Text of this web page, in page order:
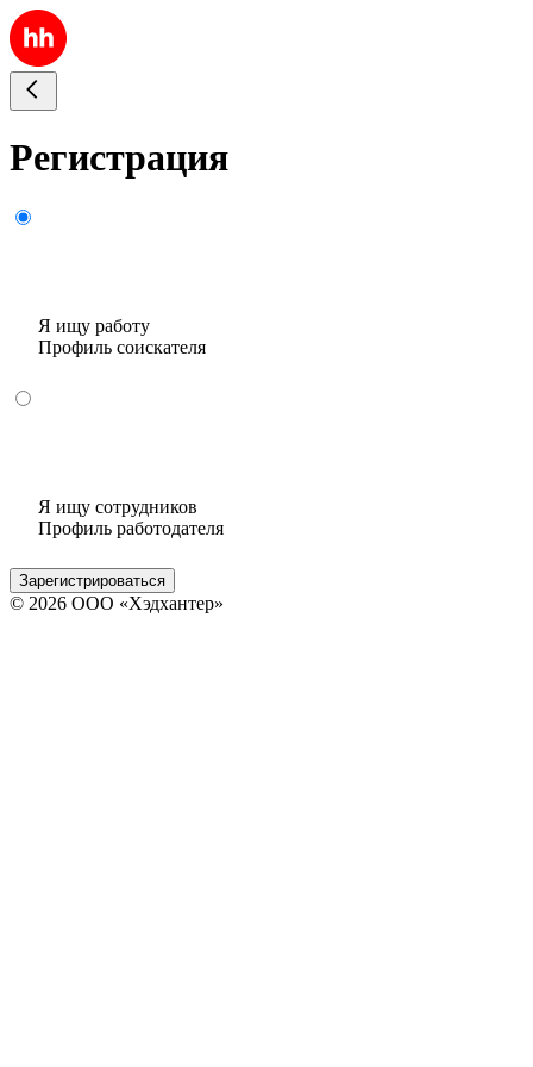
Регистрация
Я ищу работу
Профиль соискателя
Я ищу сотрудников
Профиль работодателя
Зарегистрироваться
© 2026 ООО «Хэдхантер»